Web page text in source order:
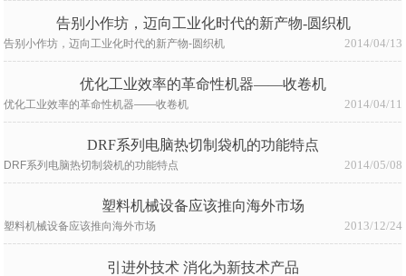
告别小作坊，迈向工业化时代的新产物-圆织机
告别小作坊，迈向工业化时代的新产物-圆织机 2014/04/13
优化工业效率的革命性机器——收卷机
优化工业效率的革命性机器——收卷机 2014/04/11
DRF系列电脑热切制袋机的功能特点
DRF系列电脑热切制袋机的功能特点 2014/05/08
塑料机械设备应该推向海外市场
塑料机械设备应该推向海外市场 2013/12/24
引进外技术 消化为新技术产品